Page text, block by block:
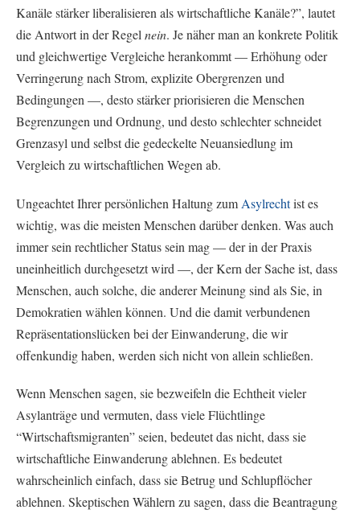
Kanäle stärker liberalisieren als wirtschaftliche Kanäle?”, lautet
die Antwort in der Regel nein. Je näher man an konkrete Politik
und gleichwertige Vergleiche herankommt — Erhöhung oder
Verringerung nach Strom, explizite Obergrenzen und
Bedingungen —, desto stärker priorisieren die Menschen
Begrenzungen und Ordnung, und desto schlechter schneidet
Grenzasyl und selbst die gedeckelte Neuansiedlung im
Vergleich zu wirtschaftlichen Wegen ab.
Ungeachtet Ihrer persönlichen Haltung zum Asylrechtist es
wichtig, was die meisten Menschen darüber denken. Was auch
immer sein rechtlicher Status sein mag — der in der Praxis
uneinheitlich durchgesetzt wird —, der Kern der Sache ist, dass
Menschen, auch solche, die anderer Meinung sind als Sie, in
Demokratien wählen können. Und die damit verbundenen
Repräsentationslücken bei der Einwanderung, die wir
offenkundig haben, werden sich nicht von allein schließen.
Wenn Menschen sagen, sie bezweifeln die Echtheit vieler
Asylanträge und vermuten, dass viele Flüchtlinge
“Wirtschaftsmigranten” seien, bedeutet das nicht, dass sie
wirtschaftliche Einwanderung ablehnen. Es bedeutet
wahrscheinlich einfach, dass sie Betrug und Schlupflöcher
ablehnen. Skeptischen Wählern zu sagen, dass die Beantragung